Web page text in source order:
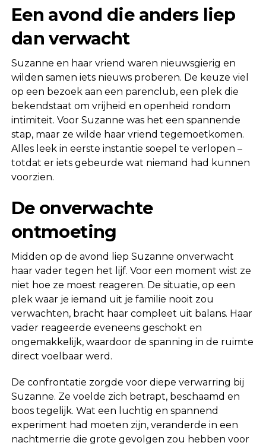
Een avond die anders liep
dan verwacht
Suzanne en haar vriend waren nieuwsgierig en
wilden samen iets nieuws proberen. De keuze viel
op een bezoek aan een parenclub, een plek die
bekendstaat om vrijheid en openheid rondom
intimiteit. Voor Suzanne was het een spannende
stap, maar ze wilde haar vriend tegemoetkomen.
Alles leek in eerste instantie soepel te verlopen –
totdat er iets gebeurde wat niemand had kunnen
voorzien.
De onverwachte
ontmoeting
Midden op de avond liep Suzanne onverwacht
haar vader tegen het lijf. Voor een moment wist ze
niet hoe ze moest reageren. De situatie, op een
plek waar je iemand uit je familie nooit zou
verwachten, bracht haar compleet uit balans. Haar
vader reageerde eveneens geschokt en
ongemakkelijk, waardoor de spanning in de ruimte
direct voelbaar werd.
De confrontatie zorgde voor diepe verwarring bij
Suzanne. Ze voelde zich betrapt, beschaamd en
boos tegelijk. Wat een luchtig en spannend
experiment had moeten zijn, veranderde in een
nachtmerrie die grote gevolgen zou hebben voor